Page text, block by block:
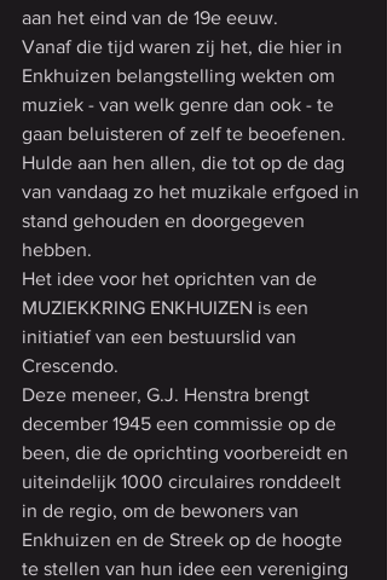
aan het eind van de 19e eeuw.
Vanaf die tijd waren zij het, die hier in
Enkhuizen belangstelling wekten om
muziek - van welk genre dan ook - te
gaan beluisteren of zelf te beoefenen.
Hulde aan hen allen, die tot op de dag
van vandaag zo het muzikale erfgoed in
stand gehouden en doorgegeven
hebben.
Het idee voor het oprichten van de
MUZIEKKRING ENKHUIZEN is een
initiatief van een bestuurslid van
Crescendo.
Deze meneer, G.J. Henstra brengt
december 1945 een commissie op de
been, die de oprichting voorbereidt en
uiteindelijk 1000 circulaires ronddeelt
in de regio, om de bewoners van
Enkhuizen en de Streek op de hoogte
te stellen van hun idee een vereniging